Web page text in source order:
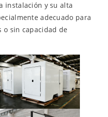
instalación y su alta
adecuado para
o sin capacidad de